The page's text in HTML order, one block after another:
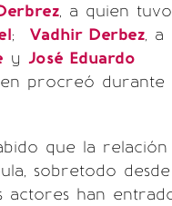
, a quien tuvo
; Vadhir Derbez, a
y José Eduardo
procreó durante
que la relación
sobretodo desde
actores han